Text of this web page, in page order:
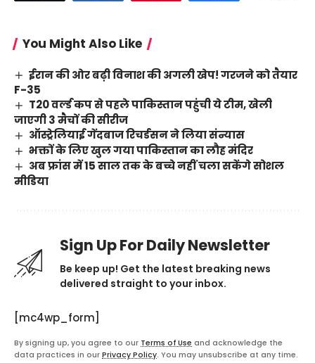
You Might Also Like
ईरान की ओर बढ़ी विनाश की अगली खेप! गरजने को तैयार
F-35
T20 वर्ल्ड कप से पहले पाकिस्तान पहुंची ये टीम, खेली
जाएगी 3 मैचों की सीरीज
ऑस्ट्रेलियाई गेंदबाज रिचर्डसन ने लिया संन्यास
भक्तों के लिए खुल गया पाकिस्तान का लौह मंदिर
अब फ्रांस में 15 साल तक के बच्चे नहीं चला सकेंगे सोशल
मीडिया
Sign Up For Daily Newsletter
Be keep up! Get the latest breaking news
delivered straight to your inbox.
[mc4wp_form]
By signing up, you agree to our Terms of Use and acknowledge the
data practices in our Privacy Policy. You may unsubscribe at any time.